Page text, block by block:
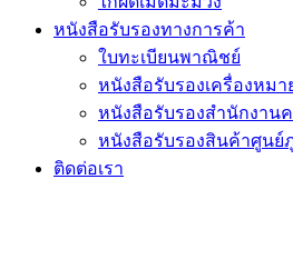
หนังสือรับรองทางการค้า
ใบทะเบียนพาณิชย์
หนังสือรับรองเครื่องหมา
หนังสือรับรองสำนักงาน
หนังสือรับรองสินค้าศูนย์
ติดต่อเรา